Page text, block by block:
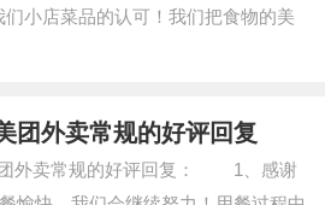
店菜品的认可！我们把食物的美
团外卖常规的好评回复
团外卖常规的好评回复： 1、感谢